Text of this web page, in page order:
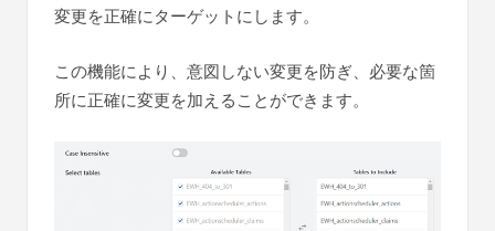
変更を正確にターゲットにします。
この機能により、意図しない変更を防ぎ、必要な箇
所に正確に変更を加えることができます。